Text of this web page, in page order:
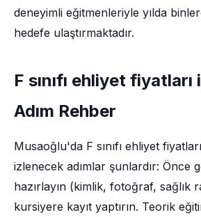
deneyimli eğitmenleriyle yılda
hedefe ulaştırmaktadır.
F sınıfı ehliyet fiyatları
Adım Rehber
Musaoğlu'da F sınıfı ehliyet
izlenecek adımlar şunlardır: Önce
hazırlayın (kimlik, fotoğraf, sağlık
kursiyere kayıt yaptırın. Teorik